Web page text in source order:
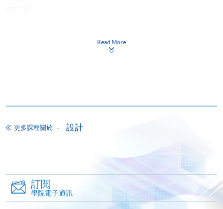
網上報名服務
香港大學專業進修學院提供24小時網上報名及繳費服
大部份公開招生的課程(以先到先得形式報名的課程)。
申請人可在網上使用「繳費靈」(PPS) (不適用於手
機)、VISA 或 Mastercard。除上述支付方式之外，如就
讀學歷頒授課程設有網上服務，在學學員亦可以「微
信支付」(Online WeChat Pay) 、「支付寶」(Online
Read More
更多課程關於 設計
訂閱
學院電子通訊